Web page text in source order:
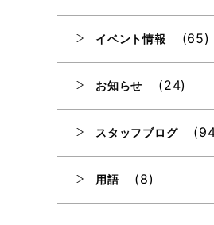
イベント情報 (65)
お知らせ (24)
スタッフブログ
用語 (8)